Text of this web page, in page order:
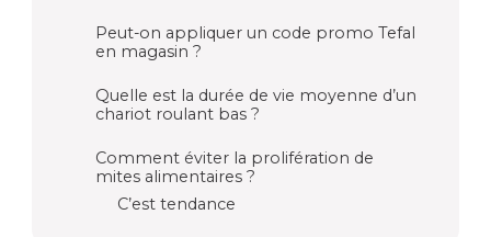
Peut-on appliquer un code promo Tefal
en magasin ?
Quelle est la durée de vie moyenne d’un
chariot roulant bas ?
Comment éviter la prolifération de
mites alimentaires ?
C’est tendance